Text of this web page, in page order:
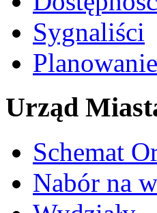
Sygnaliści
Urząd
Schemat
Nabór na